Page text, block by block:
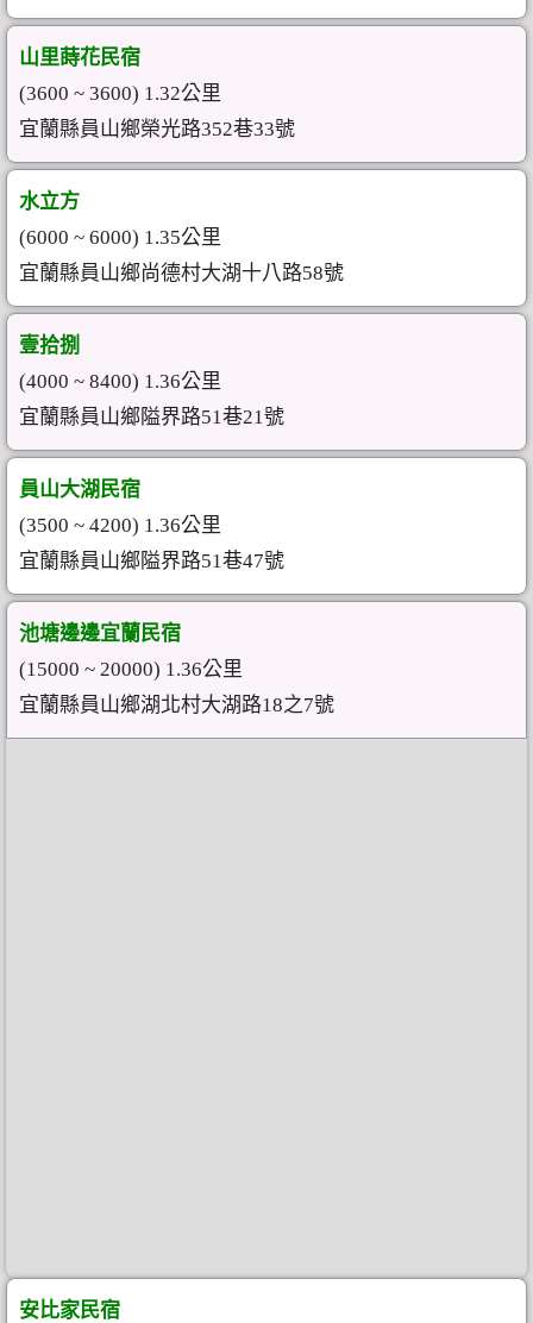
山里蒔花民宿
(3600 ~ 3600) 1.32公里
宜蘭縣員山鄉榮光路352巷33號
水立方
(6000 ~ 6000) 1.35公里
宜蘭縣員山鄉尚德村大湖十八路58號
壹拾捌
(4000 ~ 8400) 1.36公里
宜蘭縣員山鄉隘界路51巷21號
員山大湖民宿
(3500 ~ 4200) 1.36公里
宜蘭縣員山鄉隘界路51巷47號
池塘邊邊宜蘭民宿
(15000 ~ 20000) 1.36公里
宜蘭縣員山鄉湖北村大湖路18之7號
安比家民宿